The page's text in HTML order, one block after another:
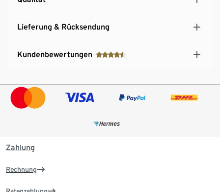
Lieferung & Rücksendung
Kundenbewertungen
Zahlung
Rechnung